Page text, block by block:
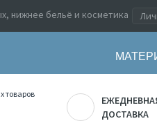
нижнее бельё и косметика
ДОСТАВКА